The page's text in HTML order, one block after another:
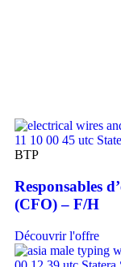
BTP
Responsables
(CFO) – F/H
Découvrir l'offre